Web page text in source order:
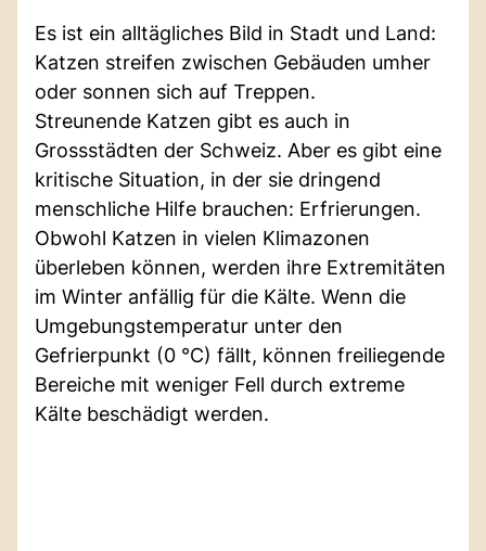
Es ist ein alltägliches Bild in Stadt und Land:
Katzen streifen zwischen Gebäuden umher
oder sonnen sich auf Treppen.
Streunende Katzen gibt es auch in
Grossstädten der Schweiz. Aber es gibt eine
kritische Situation, in der sie dringend
menschliche Hilfe brauchen: Erfrierungen.
Obwohl Katzen in vielen Klimazonen
überleben können, werden ihre Extremitäten
im Winter anfällig für die Kälte. Wenn die
Umgebungstemperatur unter den
Gefrierpunkt (0 °C) fällt, können freiliegende
Bereiche mit weniger Fell durch extreme
Kälte beschädigt werden.